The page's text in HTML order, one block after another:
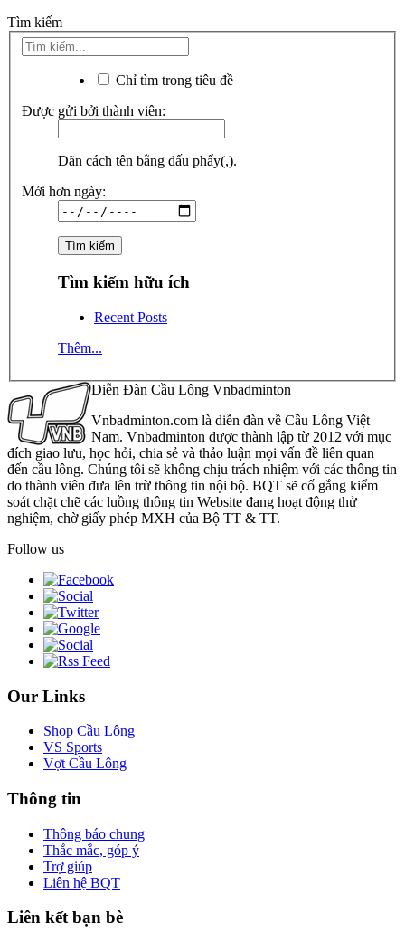
Tìm kiếm
Chỉ tìm trong tiêu đề
Được gửi bởi thành viên:
Dãn cách tên bằng dấu phẩy(,).
Mới hơn ngày:
Tìm kiếm hữu ích
Recent Posts
Thêm...
Diễn Đàn Cầu Lông Vnbadminton
Vnbadminton.com là diễn đàn về Cầu Lông Việt
Nam. Vnbadminton được thành lập từ 2012 với mục
đích giao lưu, học hỏi, chia sẻ và thảo luận mọi vấn đề liên quan
đến cầu lông. Chúng tôi sẽ không chịu trách nhiệm với các thông tin
do thành viên đưa lên trừ thông tin nội bộ. BQT sẽ cố gắng kiểm
soát chặt chẽ các luồng thông tin Website đang hoạt động thử
nghiệm, chờ giấy phép MXH của Bộ TT & TT.
Follow us
Our Links
Shop Cầu Lông
VS Sports
Vợt Cầu Lông
Thông tin
Thông báo chung
Thắc mắc, góp ý
Trợ giúp
Liên hệ BQT
Liên kết bạn bè